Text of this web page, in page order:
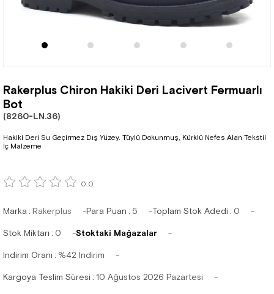
Rakerplus Chiron Hakiki Deri Lacivert Fermuarlı
Bot
(8260-LN.36)
Hakiki Deri Su Geçirmez Dış Yüzey. Tüylü Dokunmuş, Kürklü Nefes Alan Tekstil
İç Malzeme
0.0
Marka : Rakerplus Para Puan : 5 Toplam Stok Adedi : 0
Stok Miktarı : 0 Stoktaki Mağazalar
İndirim Oranı : %42 İndirim
Kargoya Teslim Süresi : 10 Ağustos 2026 Pazartesi